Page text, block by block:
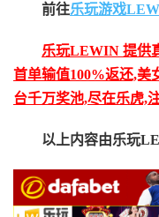
前往乐玩游戏
乐玩LEWIN 提供
首单输值100%返还,美
台千万奖池,尽在乐虎,
以上内容由乐玩